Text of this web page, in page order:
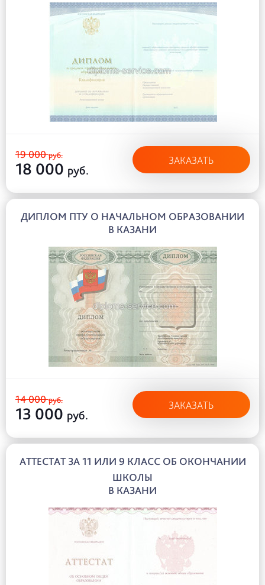
19 000руб.
18 000 руб.
ЗАКАЗАТЬ
ДИПЛОМ ПТУ О НАЧАЛЬНОМ ОБРАЗОВАНИИ
В КАЗАНИ
14 000руб.
13 000 руб.
ЗАКАЗАТЬ
АТТЕСТАТ ЗА 11 ИЛИ 9 КЛАСС ОБ ОКОНЧАНИИ
ШКОЛЫ
В КАЗАНИ